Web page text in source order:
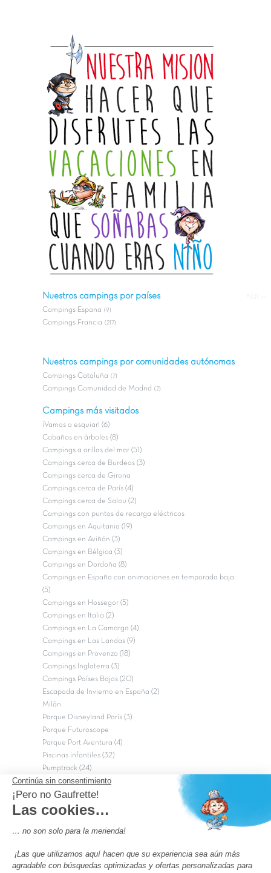
Nuestros campings por países
Campings Espana (9)
Campings Francia (217)
Nuestros campings por comunidades autónomas
Campings Cataluña (7)
Campings Comunidad de Madrid (2)
Campings más visitados
¡Vamos a esquiar! (6)
Cabañas en árboles (8)
Campings a orillas del mar (51)
Campings cerca de Burdeos (3)
Campings cerca de Girona
Campings cerca de París (4)
Campings cerca de Salou (2)
Campings con puntos de recarga eléctricos
Campings en Aquitania (19)
Campings en Aviñón (3)
Campings en Bélgica (3)
Campings en Dordoña (8)
Campings en España con animaciones en temporada baja
(5)
Campings en Hossegor (5)
Campings en Italia (2)
Campings en La Camarga (4)
Campings en Las Landas (9)
Campings en Provenza (18)
Campings Inglaterra (3)
Campings Países Bajos (20)
Escapada de Invierno en España (2)
Milán
Parque Disneyland París (3)
Parque Futuroscope
Parque Port Aventura (4)
Piscinas infantiles (32)
Pumptrack (24)
Puy du Fou (2)
Roma
Semana Santa (17)
Campings de 4 estrellas en Francia
Los camping con piscinas en Francia
Camping Barcelona